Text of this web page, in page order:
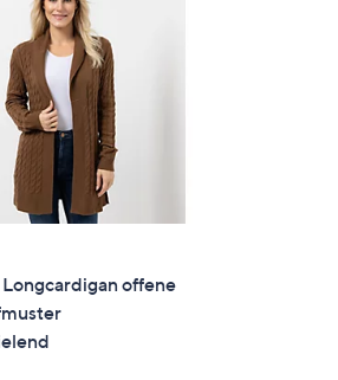
offene